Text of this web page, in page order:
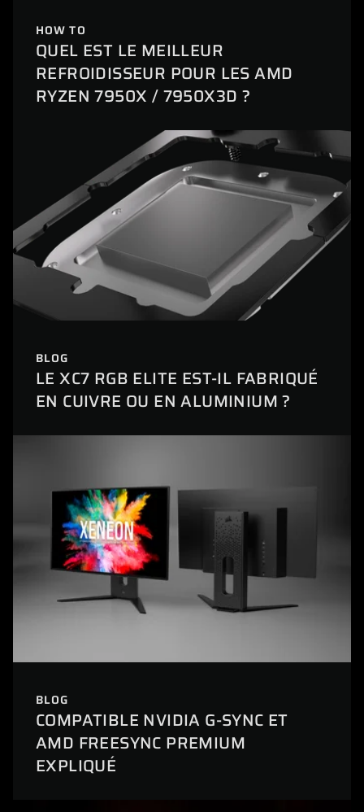
HOW TO
QUEL EST LE MEILLEUR
REFROIDISSEUR POUR LES AMD
RYZEN 7950X / 7950X3D ?
BLOG
LE XC7 RGB ELITE EST-IL FABRIQUÉ
EN CUIVRE OU EN ALUMINIUM ?
BLOG
COMPATIBLE NVIDIA G-SYNC ET
AMD FREESYNC PREMIUM
EXPLIQUÉ